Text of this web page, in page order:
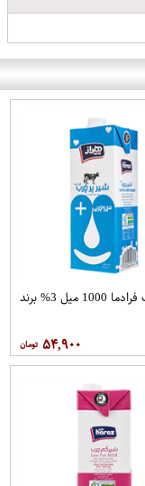
شیر پرچرب فرادما 1000 میل 3% برند
۵۴,۹۰۰